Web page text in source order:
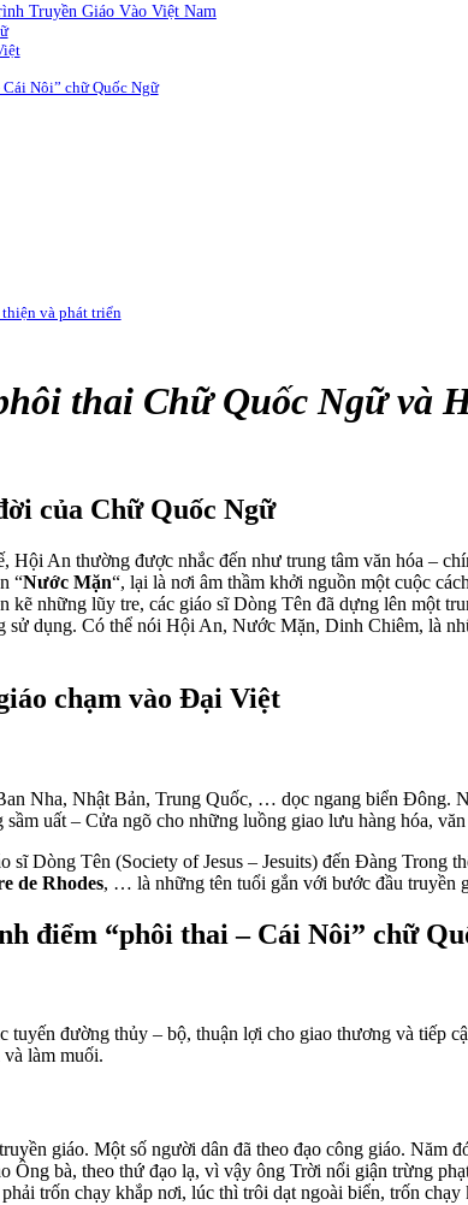
Truyền Giáo Vào Việt Nam
Nôi” chữ Quốc Ngữ
và phát triển
thai Chữ Quốc Ngữ và
của Chữ Quốc Ngữ
An thường được nhắc đến như trung tâm văn hóa –
“Nước Mặn“, lại là nơi âm thầm khởi nguồn một cuộc
những lũy tre, các giáo sĩ Dòng Tên đã dựng lên một
dụng. Có thể nói Hội An, Nước Mặn, Dinh Chiêm, là
chạm vào Đại Việt
Nha, Nhật Bản, Trung Quốc, … dọc ngang biển Đông.
uất – Cửa ngõ cho những luồng giao lưu hàng hóa,
sĩ Dòng Tên (Society of Jesus – Jesuits) đến Đàng
de Rhodes, … là những tên tuổi gắn với bước đầu truyền
điểm “phôi thai – Cái Nôi” chữ
đường thủy – bộ, thuận lợi cho giao thương và tiếp
làm muối.
giáo. Một số người dân đã theo đạo công giáo. Năm
Ông bà, theo thứ đạo lạ, vì vậy ông Trời nổi giận trừng
trốn chạy khắp nơi, lúc thì trôi dạt ngoài biển, trốn